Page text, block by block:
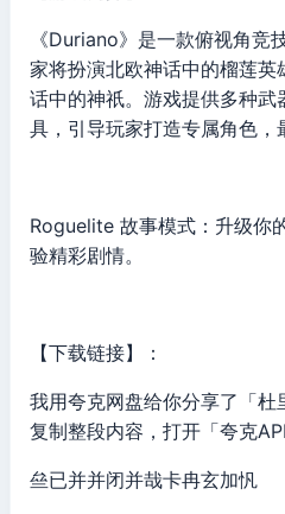
《Duriano》是一款俯视角
家将扮演北欧神话中的榴莲英
话中的神祇。游戏提供多种武
具，引导玩家打造专属角色，
Roguelite 故事模式：升级你
验精彩剧情。
【下载链接】：
我用夸克网盘给你分享了「
复制整段内容，打开「夸克
亝已并并闭并哉卡冉玄加忛